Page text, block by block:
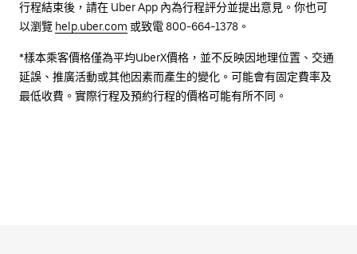
行程結束後，請在 Uber App 內為行程評分並提出意見。你也可
以瀏覽 help.uber.com 或致電 800-664-1378。
*樣本乘客價格僅為平均UberX價格，並不反映因地理位置、交通
延誤、推廣活動或其他因素而產生的變化。可能會有固定費率及
最低收費。實際行程及預約行程的價格可能有所不同。